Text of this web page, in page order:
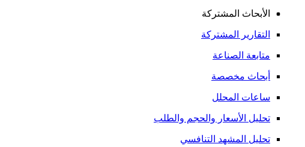
الأبحاث المشتركة
التقارير المشتركة
متابعة الصناعة
أبحاث مخصصة
ساعات المحلل
تحليل الأسعار والحجم والطلب
تحليل المشهد التنافسي